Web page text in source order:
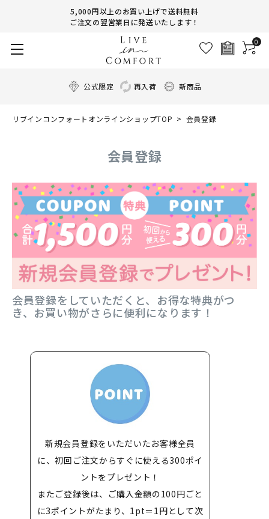
5,000円以上のお買い上げで送料無料
ご注文の翌営業日に発送いたします！
0
公式限定 再入荷 新商品
リブインコンフォートオンラインショップTOP 会員登録
会員登録
会員登録をしていただくと、お得な特典がつ
き、お買い物がさらに便利になります！
新規会員登録をいただいたお客様全員
に、初回ご注文からすぐに使える300ポイ
ントをプレゼント！
またご登録後は、ご購入金額の100円ごと
に3ポイントがたまり、1pt＝1円として次